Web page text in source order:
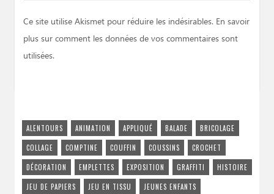
Ce site utilise Akismet pour réduire les indésirables. En savoir
plus sur comment les données de vos commentaires sont
utilisées.
ALENTOURS ANIMATION APPLIQUÉ BALADE
BRICOLAGE
COLLAGE
COMPTINE COUFFIN COUSSINS
CROCHET
DÉCORATION
EMPLETTES EXPOSITION GRAFFITI
HISTOIRE
JEU DE PAPIERS
JEU EN TISSU JEUNES ENFANTS